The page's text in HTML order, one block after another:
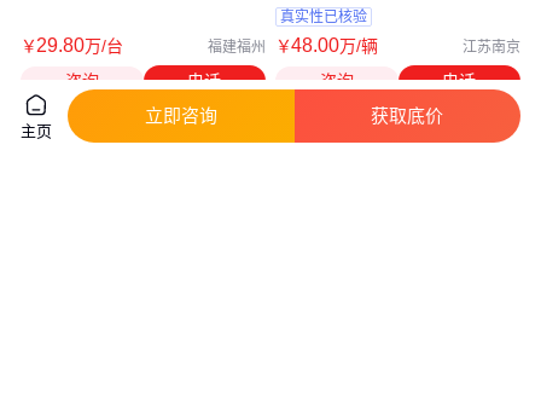
￥29.80万/台 福建福州
咨询 电话
真实性已核验
￥48.00万/辆 江苏南京
咨询 电话
主页
立即咨询 获取底价